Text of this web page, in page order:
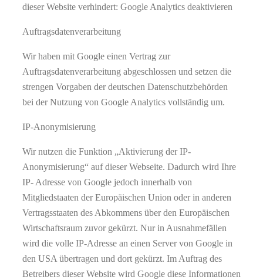
dieser Website verhindert: Google Analytics deaktivieren
Auftragsdatenverarbeitung
Wir haben mit Google einen Vertrag zur
Auftragsdatenverarbeitung abgeschlossen und setzen die
strengen Vorgaben der deutschen Datenschutzbehörden
bei der Nutzung von Google Analytics vollständig um.
IP-Anonymisierung
Wir nutzen die Funktion „Aktivierung der IP-
Anonymisierung“ auf dieser Webseite. Dadurch wird Ihre
IP- Adresse von Google jedoch innerhalb von
Mitgliedstaaten der Europäischen Union oder in anderen
Vertragsstaaten des Abkommens über den Europäischen
Wirtschaftsraum zuvor gekürzt. Nur in Ausnahmefällen
wird die volle IP-Adresse an einen Server von Google in
den USA übertragen und dort gekürzt. Im Auftrag des
Betreibers dieser Website wird Google diese Informationen